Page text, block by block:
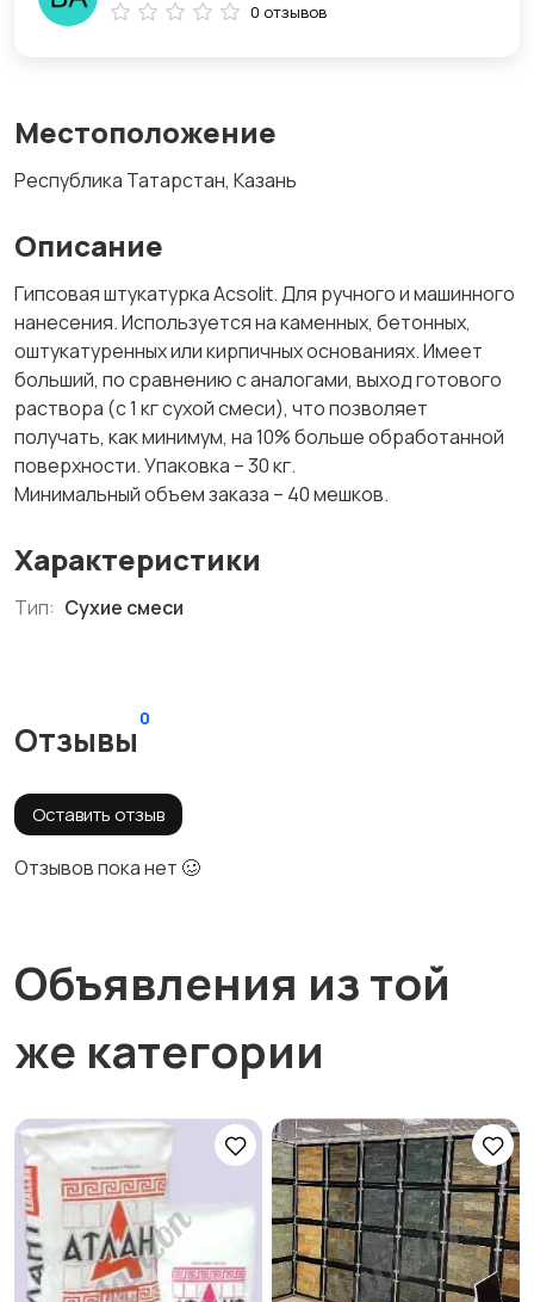
Местоположение
Республика Татарстан, Казань
Описание
Гипсовая штукатурка Acsolit. Для ручного и машинного
нанесения. Используется на каменных, бетонных,
оштукатуренных или кирпичных основаниях. Имеет
больший, по сравнению с аналогами, выход готового
раствора (с 1 кг сухой смеси), что позволяет
получать, как минимум, на 10% больше обработанной
поверхности. Упаковка – 30 кг.
Минимальный объем заказа – 40 мешков.
Характеристики
Тип: Сухие смеси
Отзывы
0
Оставить отзыв
Отзывов пока нет 🥴
0 отзывов
Объявления из той
же категории